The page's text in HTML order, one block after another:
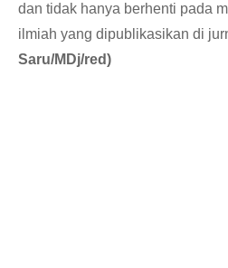
dan tidak hanya berhenti pada
ilmiah yang dipublikasikan di
Saru/MDj/red)